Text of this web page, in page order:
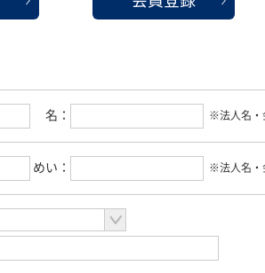
名： ※法人名・
めい： ※法人名・